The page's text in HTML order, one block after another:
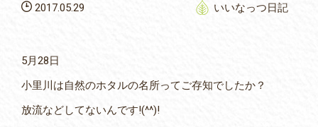
いなつについて
いいなっつ日記
2017.05.29
5月28日
小里川は自然のホタルの名所ってご存知でしたか？
放流などしてないんです!(^^)!